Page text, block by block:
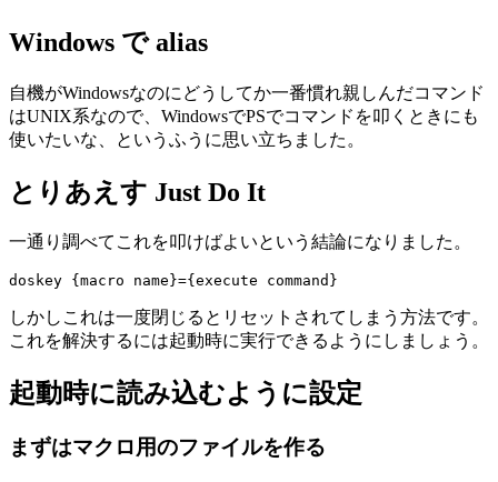
Windows で alias
自機がWindowsなのにどうしてか一番慣れ親しんだコマンド
はUNIX系なので、WindowsでPSでコマンドを叩くときにも
使いたいな、というふうに思い立ちました。
とりあえす Just Do It
一通り調べてこれを叩けばよいという結論になりました。
しかしこれは一度閉じるとリセットされてしまう方法です。
これを解決するには起動時に実行できるようにしましょう。
起動時に読み込むように設定
まずはマクロ用のファイルを作る